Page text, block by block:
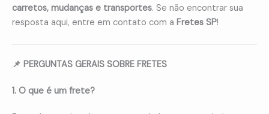
carretos, mudanças e transportes. Se não encontrar sua
resposta aqui, entre em contato com a Fretes SP!
📌 PERGUNTAS GERAIS SOBRE FRETES
1. O que é um frete?